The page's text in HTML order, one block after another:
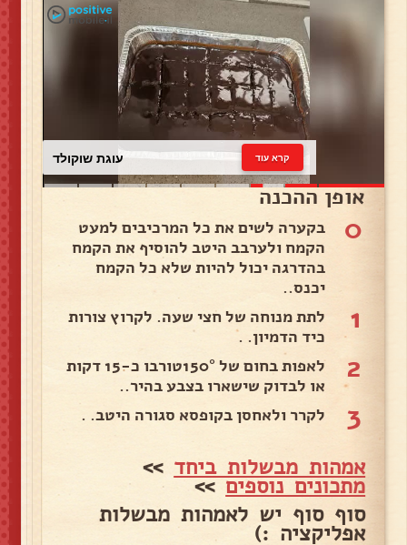
עוגת שוקולד קרא עוד
אופן ההכנה
0
בקערה לשים את כל המרכיבים למעט
הקמח ולערבב היטב להוסיף את הקמח
בהדרגה יכול להיות שלא כל הקמח
יכנס..
1
לתת מנוחה של חצי שעה. לקרוץ צורות
כיד הדמיון. .
2
לאפות בחום של 150°טורבו כ-15 דקות
או לבדוק שישארו בצבע בהיר..
3 לקרר ולאחסן בקופסא סגורה היטב. .
אמהות מבשלות ביחד >>
מתכונים נוספים>>
סוף סוף יש לאמהות מבשלות
אפליקציה :)